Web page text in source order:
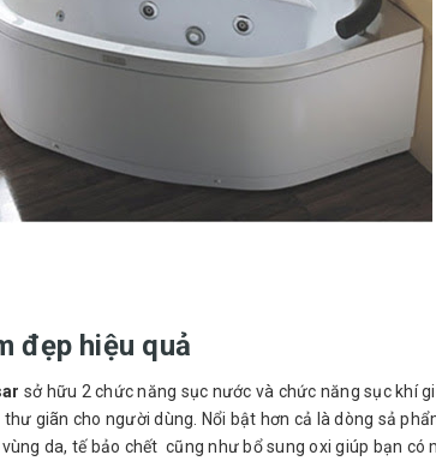
đẹp hiệu quả
sở hữu 2 chức năng sục nước và chức năng sục khí
giãn cho người dùng. Nổi bật hơn cả là dòng sả
da, tế bảo chết cũng như bổ sung oxi giúp bạn